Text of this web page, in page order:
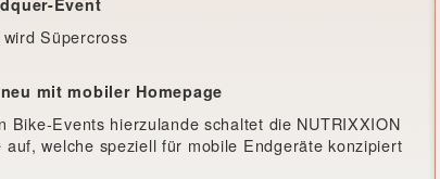
Süpercross
mit mobiler Homepage
Bike-Events hierzulande schaltet die NUTRIXXION
auf, welche speziell für mobile Endgeräte konzipiert